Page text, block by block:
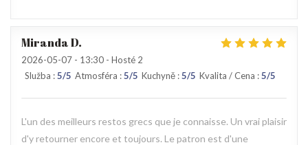
MirandaD
2026-05-07 - 13:30 - Hosté 2
Služba :5/5 Atmosféra :5/5 Kuchyně :5/5 Kvalita / Cena :5/5
L'un des meilleurs restos grecs que je connaisse. Un vrai plaisir
d'y retourner encore et toujours. Le patron est d'une